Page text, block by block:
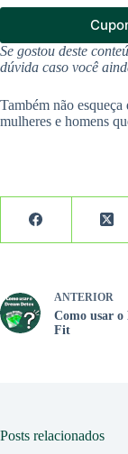
Se gostou deste
dúvida caso você
Também não
mulheres e homens
ANTERIOR
Como usar o
Fit
Posts relacionados